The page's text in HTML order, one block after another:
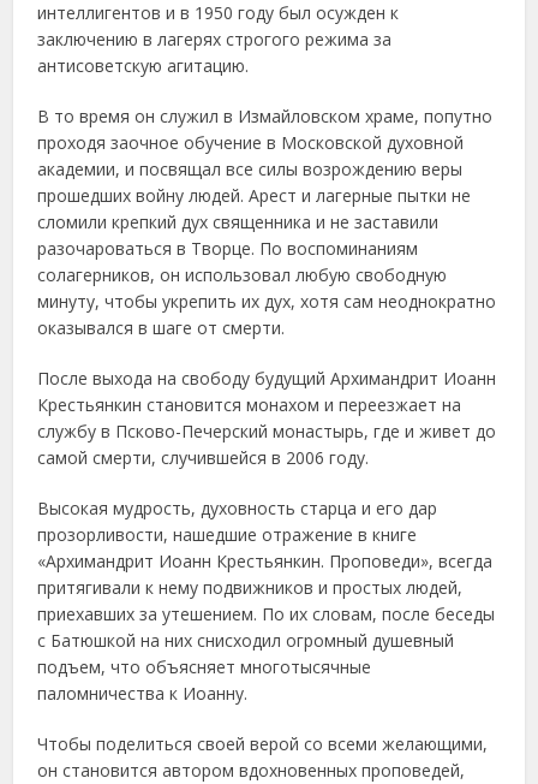
интеллигентов и в 1950 году был осужден к
заключению в лагерях строгого режима за
антисоветскую агитацию.
В то время он служил в Измайловском храме, попутно
проходя заочное обучение в Московской духовной
академии, и посвящал все силы возрождению веры
прошедших войну людей. Арест и лагерные пытки не
сломили крепкий дух священника и не заставили
разочароваться в Творце. По воспоминаниям
солагерников, он использовал любую свободную
минуту, чтобы укрепить их дух, хотя сам неоднократно
оказывался в шаге от смерти.
После выхода на свободу будущий Архимандрит Иоанн
Крестьянкин становится монахом и переезжает на
службу в Псково-Печерский монастырь, где и живет до
самой смерти, случившейся в 2006 году.
Высокая мудрость, духовность старца и его дар
прозорливости, нашедшие отражение в книге
«Архимандрит Иоанн Крестьянкин. Проповеди», всегда
притягивали к нему подвижников и простых людей,
приехавших за утешением. По их словам, после беседы
с Батюшкой на них снисходил огромный душевный
подъем, что объясняет многотысячные
паломничества к Иоанну.
Чтобы поделиться своей верой со всеми желающими,
он становится автором вдохновенных проповедей,